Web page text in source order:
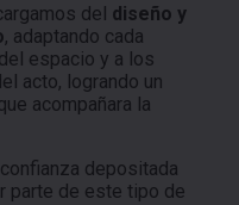
del diseño y
, adaptando cada
espacio y a los
acto, logrando un
acompañara la
depositada
parte de este tipo de